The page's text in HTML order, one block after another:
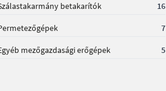
betakarítók 16
7
mezőgazdasági erőgépek 5